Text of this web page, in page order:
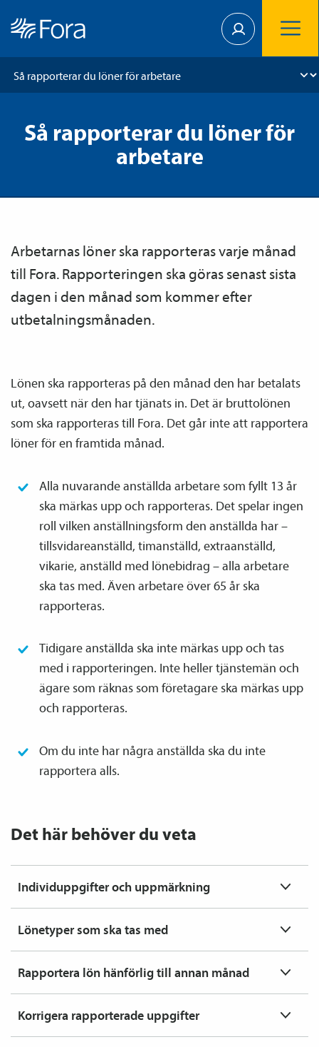
Så rapporterar du löner för
arbetare
Arbetarnas löner ska rapporteras varje månad
till Fora. Rapporteringen ska göras senast sista
dagen i den månad som kommer efter
utbetalningsmånaden.
Lönen ska rapporteras på den månad den har betalats
ut, oavsett när den har tjänats in. Det är bruttolönen
som ska rapporteras till Fora. Det går inte att rapportera
löner för en framtida månad.
Alla nuvarande anställda arbetare som fyllt 13 år
ska märkas upp och rapporteras. Det spelar ingen
roll vilken anställnings­form den anställda har –
tillsvidareanställd, timanställd, extraanställd,
vikarie, anställd med lönebidrag – alla arbetare
ska tas med. Även arbetare över 65 år ska
rapporteras.
Tidigare anställda ska inte märkas upp och tas
med i rapporteringen. Inte heller tjänste­män och
ägare som räknas som företagare ska märkas upp
och rapporteras.
Om du inte har några anställda ska du inte
rapportera alls.
Det här behöver du veta
Individuppgifter och upp­märkning
Lönetyper som ska tas med
Rapportera lön hänförlig till annan månad
Korrigera rapporterade uppgifter